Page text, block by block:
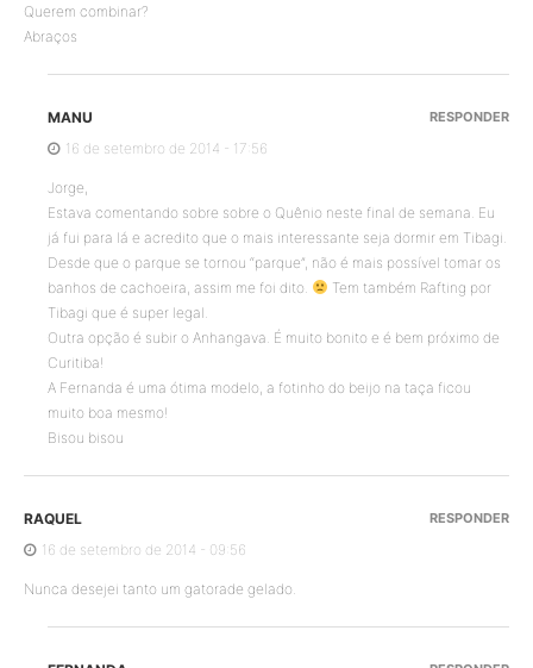
Querem combinar?
Abraços
MANU
16 de setembro de 2014 - 17:56
Jorge,
Estava comentando sobre sobre o Quênio neste final de semana. Eu
já fui para lá e acredito que o mais interessante seja dormir em Tibagi.
Desde que o parque se tornou “parque”, não é mais possível tomar os
banhos de cachoeira, assim me foi dito.
Tem também Rafting por
Tibagi que é super legal.
Outra opção é subir o Anhangava. É muito bonito e é bem próximo de
Curitiba!
A Fernanda é uma ótima modelo, a fotinho do beijo na taça ficou
muito boa mesmo!
Bisou bisou
RESPONDER
RAQUEL
16 de setembro de 2014 - 09:56
Nunca desejei tanto um gatorade gelado.
RESPONDER